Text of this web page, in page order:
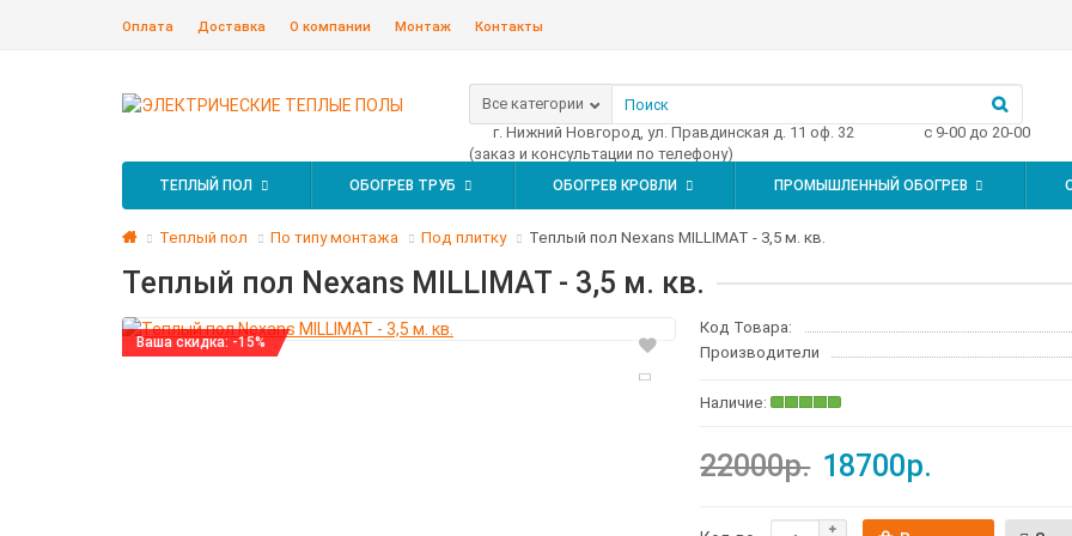
Оплата Доставка О компании Монтаж Контакты
Все категории
г. Нижний Новгород, ул. Правдинская д. 11 оф. 32
с 9-00 до 20-00
(заказ и консультации по телефону)
ТЕПЛЫЙ ПОЛ ОБОГРЕВ ТРУБ ОБОГРЕВ КРОВЛИ ПРОМЫШЛЕННЫЙ ОБОГРЕВ
Теплый пол По типу монтажа Под плитку Теплый пол Nexans MILLIMAT - 3,5 м. кв.
Теплый пол Nexans MILLIMAT - 3,5 м. кв.
Ваша скидка: -15%
Код Товара:
Производители
22000р. 18700р.